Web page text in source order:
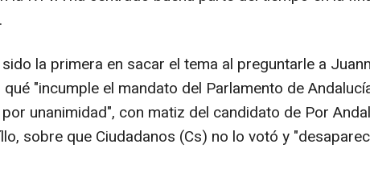
la primera en sacar el tema al preguntarle a
"incumple el mandato del Parlamento de
unanimidad", con matiz del candidato de Por
sobre que Ciudadanos (Cs) no lo votó y